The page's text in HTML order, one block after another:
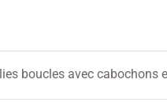
boucles avec cabochons